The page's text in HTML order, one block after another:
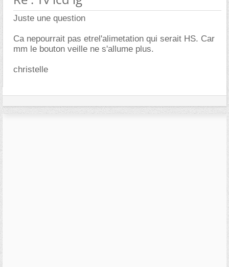
Juste une question
Ca nepourrait pas etrel'alimetation qui serait HS. Car
mm le bouton veille ne s'allume plus.
christelle